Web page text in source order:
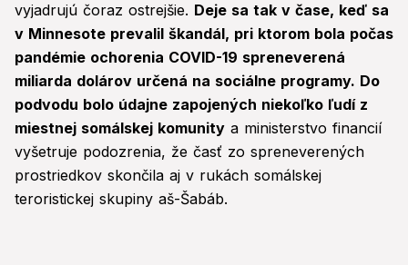
vyjadrujú čoraz ostrejšie. Deje sa tak v čase, keď sa
v Minnesote prevalil škandál, pri ktorom bola počas
pandémie ochorenia COVID-19 spreneverená
miliarda dolárov určená na sociálne programy. Do
podvodu bolo údajne zapojených niekoľko ľudí z
miestnej somálskej komunity a ministerstvo financií
vyšetruje podozrenia, že časť zo spreneverených
prostriedkov skončila aj v rukách somálskej
teroristickej skupiny aš-Šabáb.